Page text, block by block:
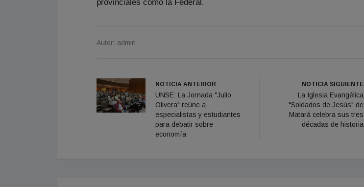
Autor: admin
NOTICIA ANTERIOR
UNSE: La Jornada "Julio
Olivera" reúne a
especialistas y estudiantes
para debatir sobre
economía
NOTICIA SIGUIENTE
​La Iglesia Evangélica
"Soldados de Jesús" de
Matará celebra sus tres
décadas de historia